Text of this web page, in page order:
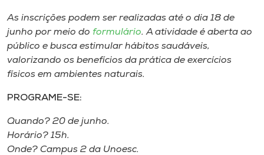
A-
As inscrições podem ser realizadas até o dia 18 de
junho por meio do formulário. A atividade é aberta ao
público e busca estimular hábitos saudáveis,
valorizando os benefícios da prática de exercícios
físicos em ambientes naturais.
PROGRAME-SE:
Quando? 20 de junho.
Horário? 15h.
Onde? Campus 2 da Unoesc.